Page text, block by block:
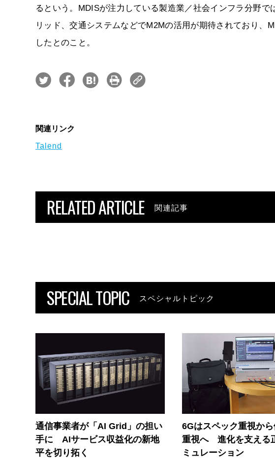
るという。MDISが注力している製造業／社会インフラ分野
リッド、交通システムなどでM2Mの活用が期待されており、
したとのこと。
関連リンク
Talend
RELATED ARTICLE 関連記事
SPECIAL TOPIC スペシャルトピック
通信事業者が「AI Grid」の担い
手に AIサービス収益化の新地
平を切り拓く
6Gはスペック重視か
重視へ 進化を支える
ミュレーション